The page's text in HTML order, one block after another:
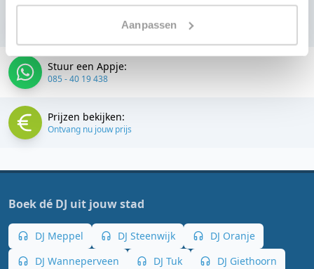
Aanpassen
Stuur een Appje:
085 - 40 19 438
Prijzen bekijken:
Ontvang nu jouw prijs
Boek dé DJ uit jouw stad
DJ Meppel DJ Steenwijk
DJ Oranje
DJ Wanneperveen
DJ Tuk
DJ Giethoorn